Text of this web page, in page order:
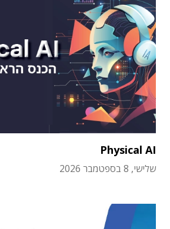
Physical AI
שלישי, 8 בספטמבר 2026